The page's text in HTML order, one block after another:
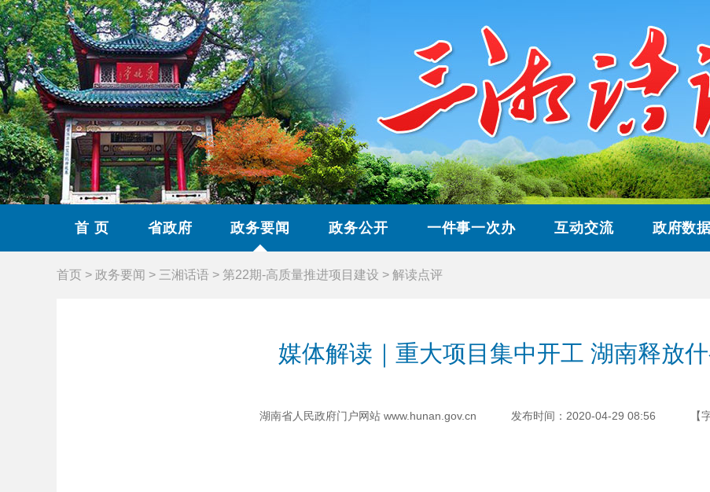
首 页 省政府 政务要闻 政务公开 一件事一次办 互动交流 政府数
首页 > 政务要闻 > 三湘话语 > 第22期-高质量推进项目建设 > 解读点评
媒体解读｜重大项目集中开工 湖南释放
湖南省人民政府门户网站 www.hunan.gov.cn 发布时间：2020-04-29 08:56 【